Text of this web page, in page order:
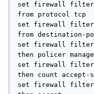
15:21:18.387723 Out IP
2940 win 16384
15:21:18.388728 In IP
2940:2979(39) ack 19
выставили MTU
Все наши действия не
а спустя сутки Junic